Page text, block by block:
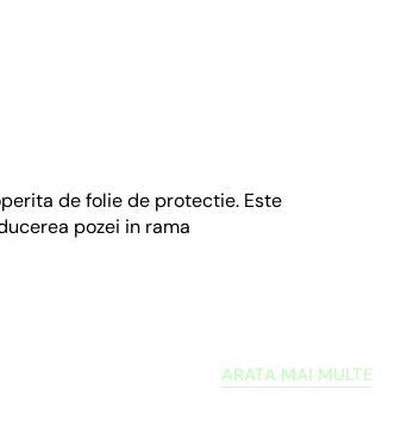
de folie de protectie. Este
pozei in rama
ARATA MAI MULTE